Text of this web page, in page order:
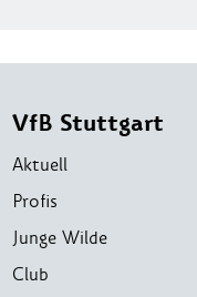
VfB Stuttgart
Aktuell
Profis
Junge Wilde
Club